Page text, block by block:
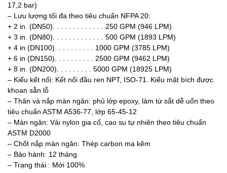
17,2 bar)
– Lưu lượng tối đa theo tiêu chuẩn NFPA 20:
+ 2 in. (DN50). . . . . . . . . . . . . 250 GPM (946 LPM)
+ 3 in. (DN80). . . . . . . . . . . . . 500 GPM (1893 LPM)
+ 4 in (DN100). . . . . . . . . . 1000 GPM (3785 LPM)
+ 6 in (DN150). . . . . . . . . . 2500 GPM (9462 LPM)
+ 8 in. (DN200). . . . . . . . . 5000 GPM (18925 LPM)
– Kiểu kết nối: Kết nối đầu ren NPT, ISO-71. Kiểu mặt bích được
khoan sẵn lỗ
– Thân và nắp màn ngăn: phủ lớp epoxy, làm từ sắt dễ uốn theo
tiêu chuẩn ASTM A536-77, lớp 65-45-12
– Màn ngăn: Vải nylon gia cố, cao su tự nhiên theo tiêu chuẩn
ASTM D2000
– Chốt nắp màn ngăn: Thép carbon mạ kẽm
– Bảo hành: 12 tháng
– Trạng thái : Mới 100%